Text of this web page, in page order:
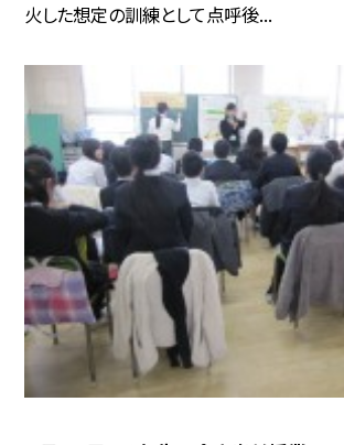
火した想定の訓練として点呼後...